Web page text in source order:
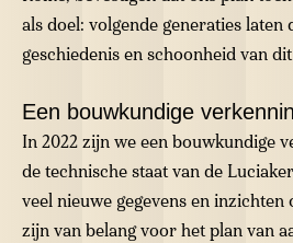
als doel: volgende generaties laten
geschiedenis en schoonheid van
Een bouwkundige
In 2022 zijn we een bouwkundige
de technische staat van de
veel nieuwe gegevens en inzichten
zijn van belang voor het plan van